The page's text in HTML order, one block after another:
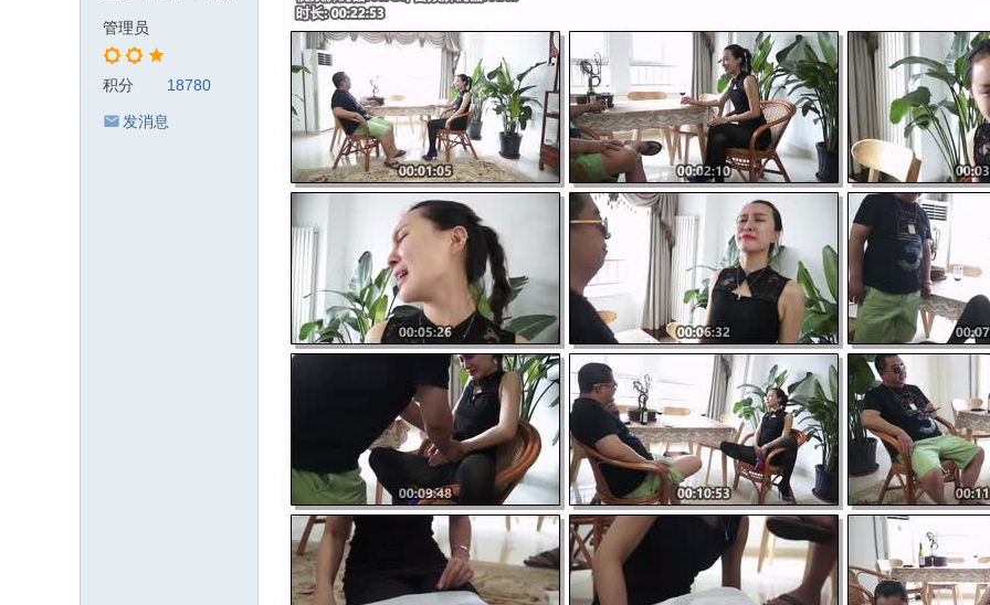
管理员
积分 18780
发消息